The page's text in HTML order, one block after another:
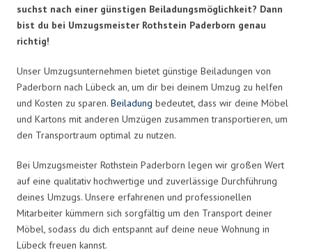
suchst nach einer günstigen Beiladungsmöglichkeit? Dann
bist du bei Umzugsmeister Rothstein Paderborn genau
richtig!
Unser Umzugsunternehmen bietet günstige Beiladungen von
Paderborn nach Lübeck an, um dir bei deinem Umzug zu helfen
und Kosten zu sparen. Beiladung bedeutet, dass wir deine Möbel
und Kartons mit anderen Umzügen zusammen transportieren, um
den Transportraum optimal zu nutzen.
Bei Umzugsmeister Rothstein Paderborn legen wir großen Wert
auf eine qualitativ hochwertige und zuverlässige Durchführung
deines Umzugs. Unsere erfahrenen und professionellen
Mitarbeiter kümmern sich sorgfältig um den Transport deiner
Möbel, sodass du dich entspannt auf deine neue Wohnung in
Lübeck freuen kannst.